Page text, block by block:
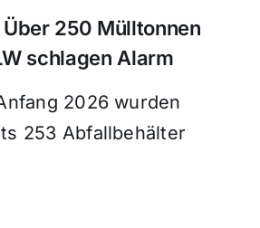
250 Mülltonnen
schlagen Alarm
2026 wurden
253 Abfallbehälter